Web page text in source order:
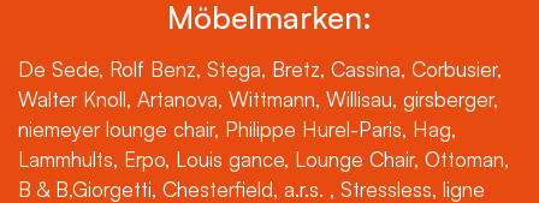
Möbelmarken:
De Sede, Rolf Benz, Stega, Bretz, Cassina, Corbusier,
Walter Knoll, Artanova, Wittmann, Willisau, girsberger,
niemeyer lounge chair, Philippe Hurel-Paris, Hag,
Lammhults, Erpo, Louis gance, Lounge Chair, Ottoman,
B & B,Giorgetti, Chesterfield, a.r.s. , Stressless, ligne